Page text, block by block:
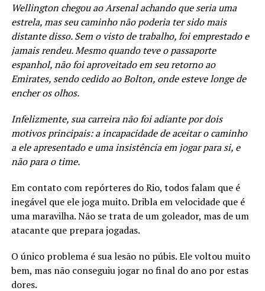
Wellington chegou ao Arsenal achando que seria uma
estrela, mas seu caminho não poderia ter sido mais
distante disso. Sem o visto de trabalho, foi emprestado e
jamais rendeu. Mesmo quando teve o passaporte
espanhol, não foi aproveitado em seu retorno ao
Emirates, sendo cedido ao Bolton, onde esteve longe de
encher os olhos.
Infelizmente, sua carreira não foi adiante por dois
motivos principais: a incapacidade de aceitar o caminho
a ele apresentado e uma insistência em jogar para si, e
não para o time.
Em contato com repórteres do Rio, todos falam que é
inegável que ele joga muito. Dribla em velocidade que é
uma maravilha. Não se trata de um goleador, mas de um
atacante que prepara jogadas.
O único problema é sua lesão no púbis. Ele voltou muito
bem, mas não conseguiu jogar no final do ano por estas
dores.